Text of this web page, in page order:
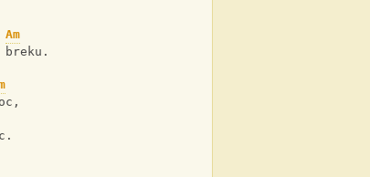
Am
breku.